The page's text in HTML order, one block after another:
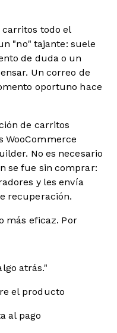
carritos todo el
"no" tajante: suele
de duda o un
Un correo de
oportuno hace
de carritos
WooCommerce
No es necesario
se fue sin comprar:
y les envía
recuperación.
más eficaz. Por
atrás."
el producto
al pago